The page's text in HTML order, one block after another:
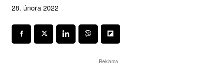
28. února 2022
Reklama